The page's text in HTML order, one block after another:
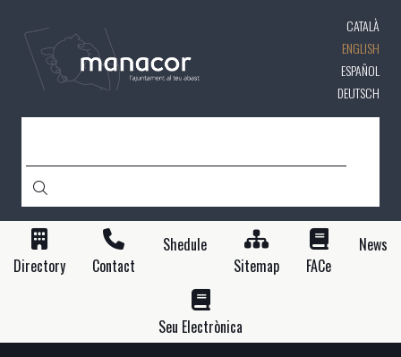
content
CATALÀ
ENGLISH
ESPAÑOL
DEUTSCH
Directory Contact
Shedule
Sitemap
FACe
News
Seu Electrònica